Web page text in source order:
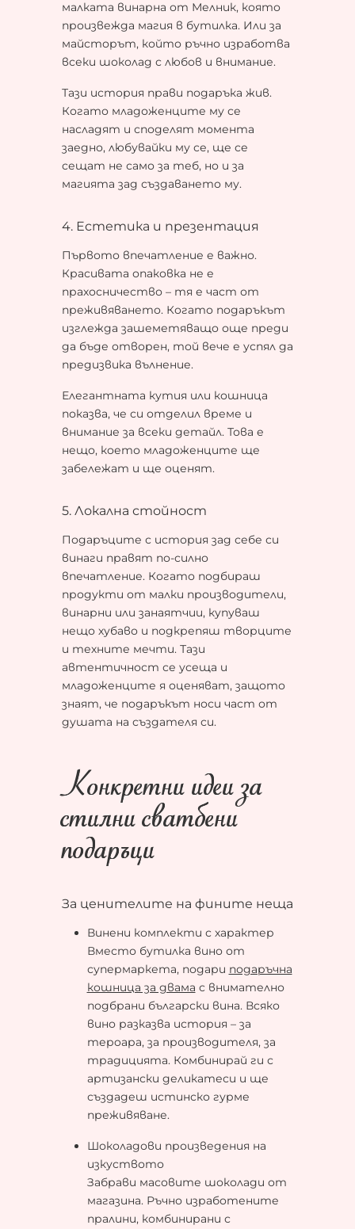
малката винарна от Мелник, която
произвежда магия в бутилка. Или за
майсторът, който ръчно изработва
всеки шоколад с любов и внимание.
Тази история прави подаръка жив.
Когато младоженците му се
насладят и споделят момента
заедно, любувайки му се, ще се
сещат не само за теб, но и за
магията зад създаването му.
4. Естетика и презентация
Първото впечатление е важно.
Красивата опаковка не е
прахосничество – тя е част от
преживяването. Когато подаръкът
изглежда зашеметяващо още преди
да бъде отворен, той вече е успял да
предизвика вълнение.
Елегантната кутия или кошница
показва, че си отделил време и
внимание за всеки детайл. Това е
нещо, което младоженците ще
забележат и ще оценят.
5. Локална стойност
Подаръците с история зад себе си
винаги правят по-силно
впечатление. Когато подбираш
продукти от малки производители,
винарни или занаятчии, купуваш
нещо хубаво и подкрепяш творците
и техните мечти. Тази
автентичност се усеща и
младоженците я оценяват, защото
знаят, че подаръкът носи част от
душата на създателя си.
Конкретни идеи за
стилни сватбени
подаръци
За ценителите на фините неща
Винени комплекти с характер
Вместо бутилка вино от
супермаркета, подари подаръчна
кошница за двама с внимателно
подбрани български вина. Всяко
вино разказва история – за
терoара, за производителя, за
традицията. Комбинирай ги с
артизански деликатеси и ще
създадеш истинско гурме
преживяване.
Шоколадови произведения на
изкуството
Забрави масовите шоколади от
магазина. Ръчно изработените
пралини, комбинирани с